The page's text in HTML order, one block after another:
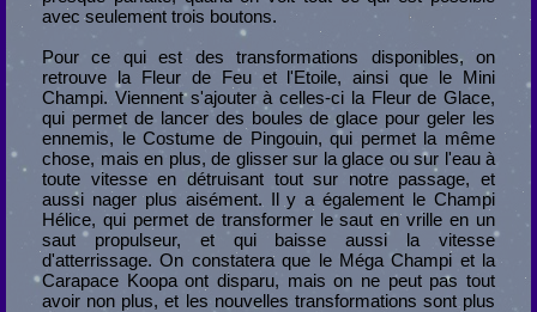
avec seulement trois boutons.
Pour ce qui est des transformations disponibles, on
retrouve la Fleur de Feu et l'Etoile, ainsi que le Mini
Champi. Viennent s'ajouter à celles-ci la Fleur de Glace,
qui permet de lancer des boules de glace pour geler les
ennemis, le Costume de Pingouin, qui permet la même
chose, mais en plus, de glisser sur la glace ou sur l'eau à
toute vitesse en détruisant tout sur notre passage, et
aussi nager plus aisément. Il y a également le Champi
Hélice, qui permet de transformer le saut en vrille en un
saut propulseur, et qui baisse aussi la vitesse
d'atterrissage. On constatera que le Méga Champi et la
Carapace Koopa ont disparu, mais on ne peut pas tout
avoir non plus, et les nouvelles transformations sont plus